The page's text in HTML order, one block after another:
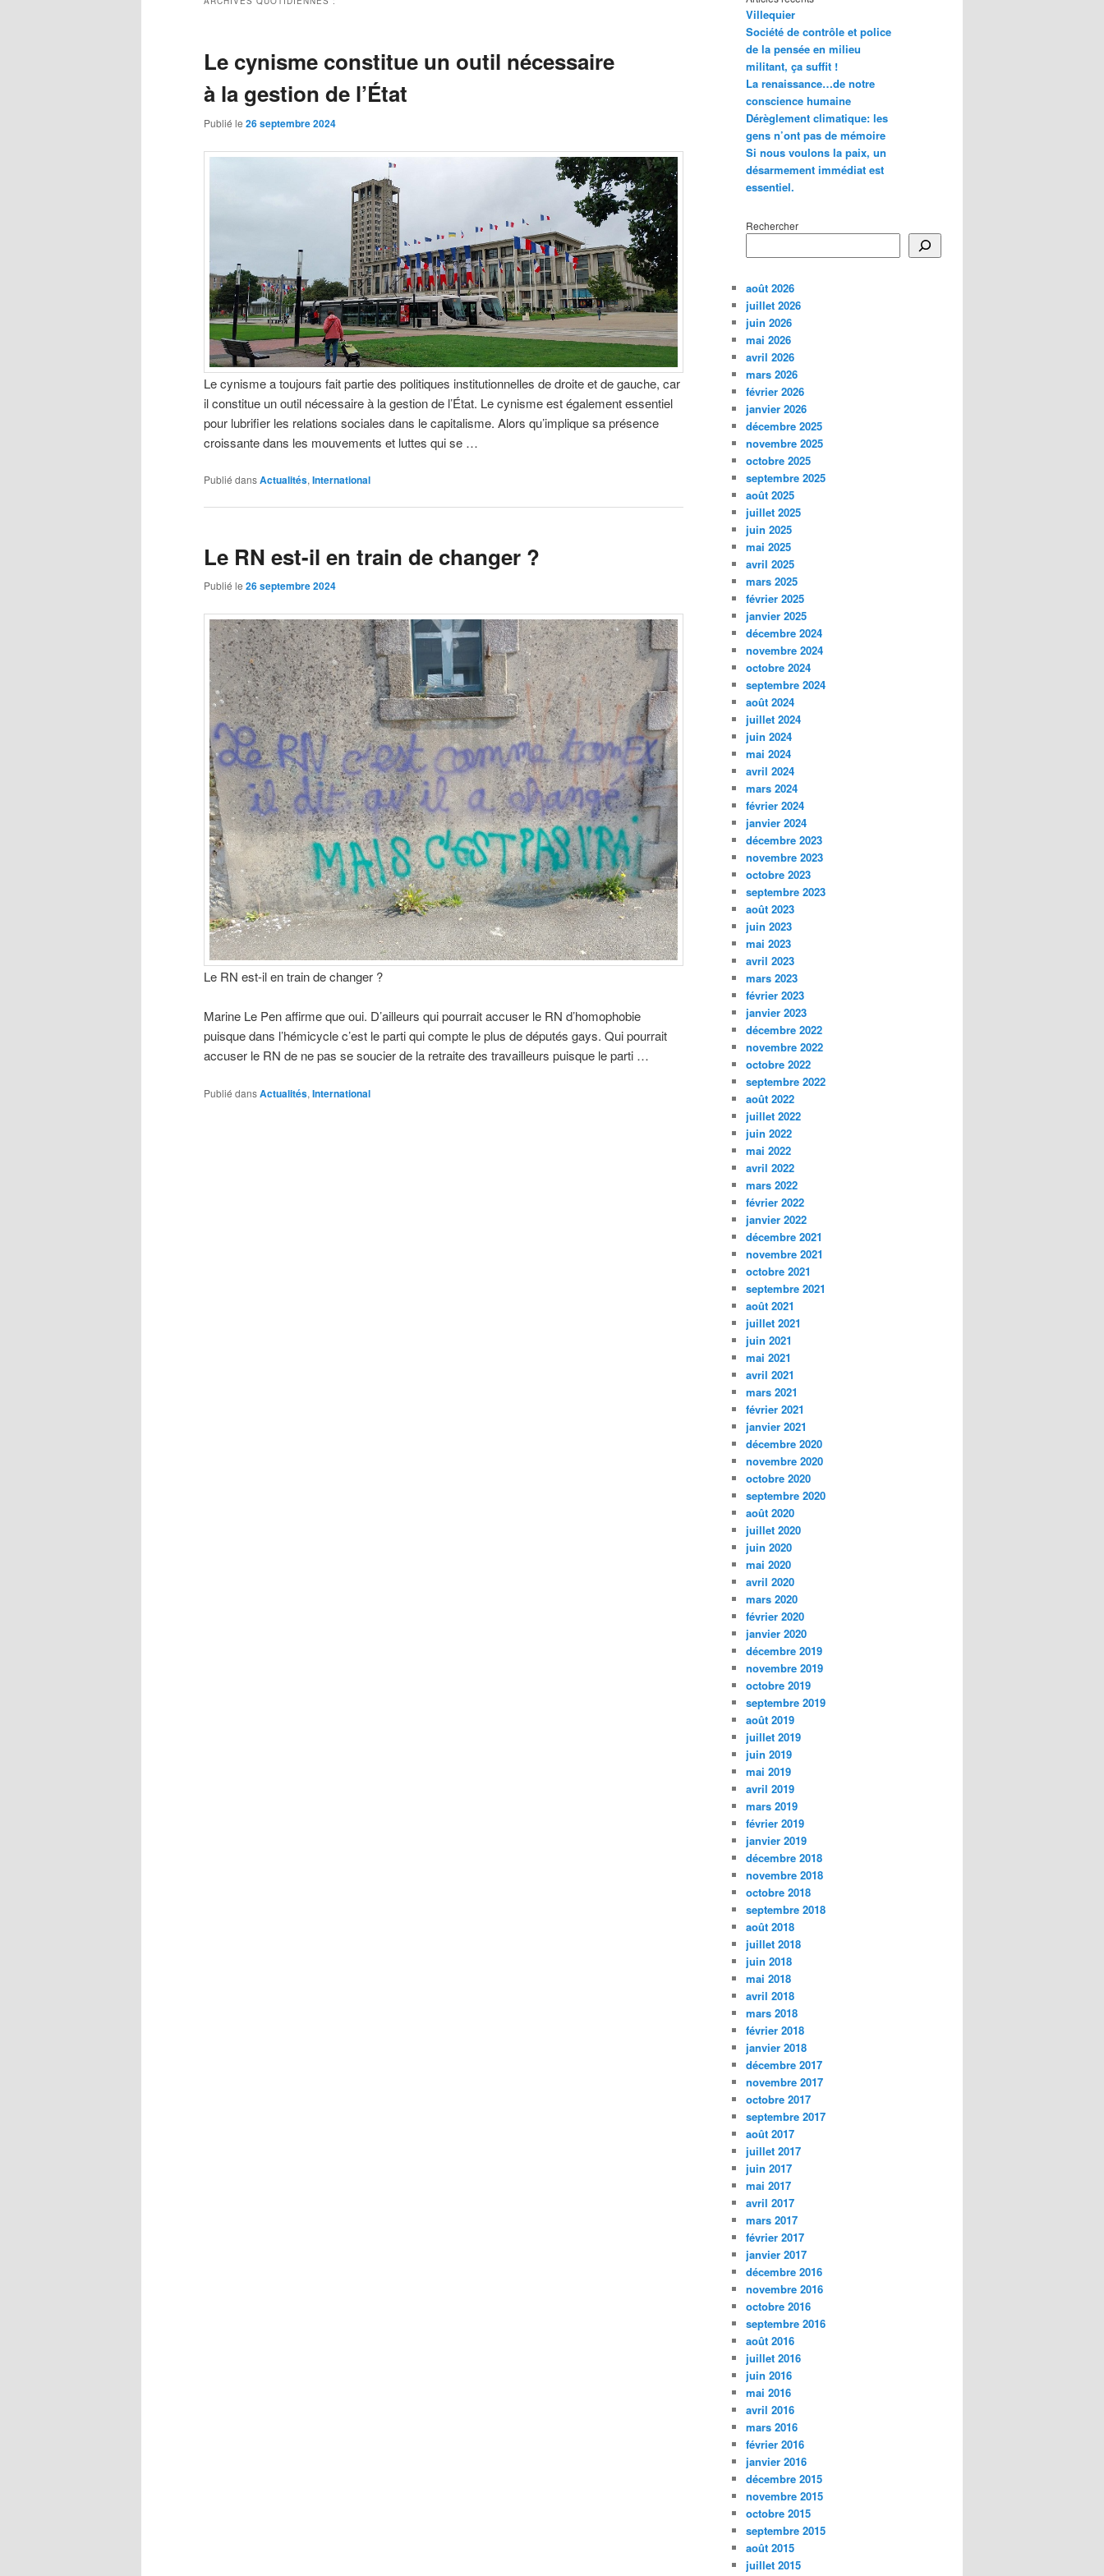
Le cynisme constitue un outil nécessaire
à la gestion de l’État
Publié le 26 septembre 2024
Le cynisme a toujours fait partie des politiques institutionnelles de droite et de gauche, car
il constitue un outil nécessaire à la gestion de l’État. Le cynisme est également essentiel
pour lubrifier les relations sociales dans le capitalisme. Alors qu’implique sa présence
croissante dans les mouvements et luttes qui se …
Publié dansActualités, International
Le RN est-il en train de changer ?
Publié le 26 septembre 2024
Le RN est-il en train de changer ?
Marine Le Pen affirme que oui. D’ailleurs qui pourrait accuser le RN d’homophobie
puisque dans l’hémicycle c’est le parti qui compte le plus de députés gays. Qui pourrait
accuser le RN de ne pas se soucier de la retraite des travailleurs puisque le parti …
Publié dansActualités, International
Villequier
Société de contrôle et police
de la pensée en milieu
militant, ça suffit !
La renaissance…de notre
conscience humaine
Dérèglement climatique: les
gens n’ont pas de mémoire
Si nous voulons la paix, un
désarmement immédiat est
essentiel.
Rechercher
août 2026
juillet 2026
juin 2026
mai 2026
avril 2026
mars 2026
février 2026
janvier 2026
décembre 2025
novembre 2025
octobre 2025
septembre 2025
août 2025
juillet 2025
juin 2025
mai 2025
avril 2025
mars 2025
février 2025
janvier 2025
décembre 2024
novembre 2024
octobre 2024
septembre 2024
août 2024
juillet 2024
juin 2024
mai 2024
avril 2024
mars 2024
février 2024
janvier 2024
décembre 2023
novembre 2023
octobre 2023
septembre 2023
août 2023
juin 2023
mai 2023
avril 2023
mars 2023
février 2023
janvier 2023
décembre 2022
novembre 2022
octobre 2022
septembre 2022
août 2022
juillet 2022
juin 2022
mai 2022
avril 2022
mars 2022
février 2022
janvier 2022
décembre 2021
novembre 2021
octobre 2021
septembre 2021
août 2021
juillet 2021
juin 2021
mai 2021
avril 2021
mars 2021
février 2021
janvier 2021
décembre 2020
novembre 2020
octobre 2020
septembre 2020
août 2020
juillet 2020
juin 2020
mai 2020
avril 2020
mars 2020
février 2020
janvier 2020
décembre 2019
novembre 2019
octobre 2019
septembre 2019
août 2019
juillet 2019
juin 2019
mai 2019
avril 2019
mars 2019
février 2019
janvier 2019
décembre 2018
novembre 2018
octobre 2018
septembre 2018
août 2018
juillet 2018
juin 2018
mai 2018
avril 2018
mars 2018
février 2018
janvier 2018
décembre 2017
novembre 2017
octobre 2017
septembre 2017
août 2017
juillet 2017
juin 2017
mai 2017
avril 2017
mars 2017
février 2017
janvier 2017
décembre 2016
novembre 2016
octobre 2016
septembre 2016
août 2016
juillet 2016
juin 2016
mai 2016
avril 2016
mars 2016
février 2016
janvier 2016
décembre 2015
novembre 2015
octobre 2015
septembre 2015
août 2015
juillet 2015